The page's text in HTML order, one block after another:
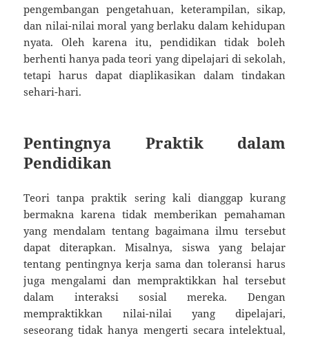
pengembangan pengetahuan, keterampilan, sikap,
dan nilai-nilai moral yang berlaku dalam kehidupan
nyata. Oleh karena itu, pendidikan tidak boleh
berhenti hanya pada teori yang dipelajari di sekolah,
tetapi harus dapat diaplikasikan dalam tindakan
sehari-hari.
Pentingnya Praktik dalam
Pendidikan
Teori tanpa praktik sering kali dianggap kurang
bermakna karena tidak memberikan pemahaman
yang mendalam tentang bagaimana ilmu tersebut
dapat diterapkan. Misalnya, siswa yang belajar
tentang pentingnya kerja sama dan toleransi harus
juga mengalami dan mempraktikkan hal tersebut
dalam interaksi sosial mereka. Dengan
mempraktikkan nilai-nilai yang dipelajari,
seseorang tidak hanya mengerti secara intelektual,